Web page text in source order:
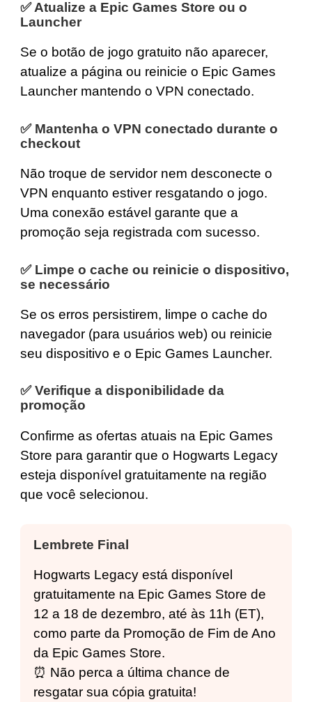
✅ Atualize a Epic Games Store ou o
Launcher
Se o botão de jogo gratuito não aparecer,
atualize a página ou reinicie o Epic Games
Launcher mantendo o VPN conectado.
✅ Mantenha o VPN conectado durante o
checkout
Não troque de servidor nem desconecte o
VPN enquanto estiver resgatando o jogo.
Uma conexão estável garante que a
promoção seja registrada com sucesso.
✅ Limpe o cache ou reinicie o dispositivo,
se necessário
Se os erros persistirem, limpe o cache do
navegador (para usuários web) ou reinicie
seu dispositivo e o Epic Games Launcher.
✅ Verifique a disponibilidade da
promoção
Confirme as ofertas atuais na Epic Games
Store para garantir que o Hogwarts Legacy
esteja disponível gratuitamente na região
que você selecionou.
Lembrete Final
Hogwarts Legacy está disponível
gratuitamente na Epic Games Store de
12 a 18 de dezembro, até às 11h (ET),
como parte da Promoção de Fim de Ano
da Epic Games Store.
⏰ Não perca a última chance de
resgatar sua cópia gratuita!